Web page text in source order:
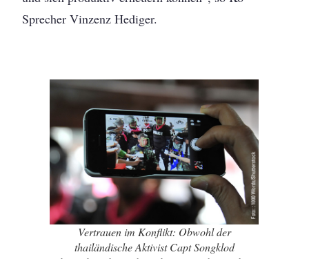
Sprecher Vinzenz Hediger.
Vertrauen im Konflikt: Obwohl der
thailändische Aktivist Capt Songklod